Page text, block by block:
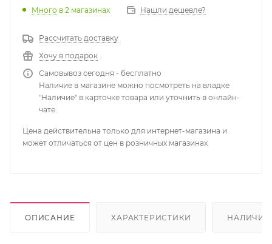
Много в 2 магазинах Нашли дешевле?
Рассчитать доставку
Хочу в подарок
Самовывоз сегодня - бесплатно
Наличие в магазине можно посмотреть на владке
"Наличие" в карточке товара или уточнить в онлайн-
чате.
Цена действительна только для интернет-магазина и
может отличаться от цен в розничных магазинах
ОПИСАНИЕ ХАРАКТЕРИСТИКИ НАЛИЧИЕ